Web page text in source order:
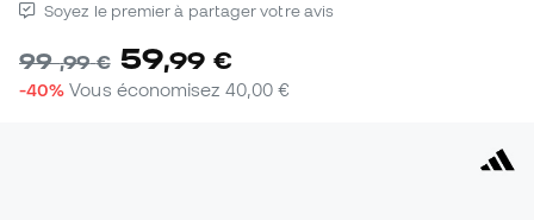
Soyez le premier à partager votre avis
99,99 € 59,99 €
-40% Vous économisez 40,00 €